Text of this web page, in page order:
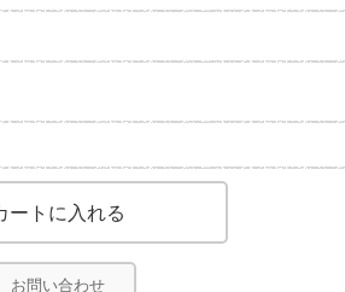
お問い合わせ